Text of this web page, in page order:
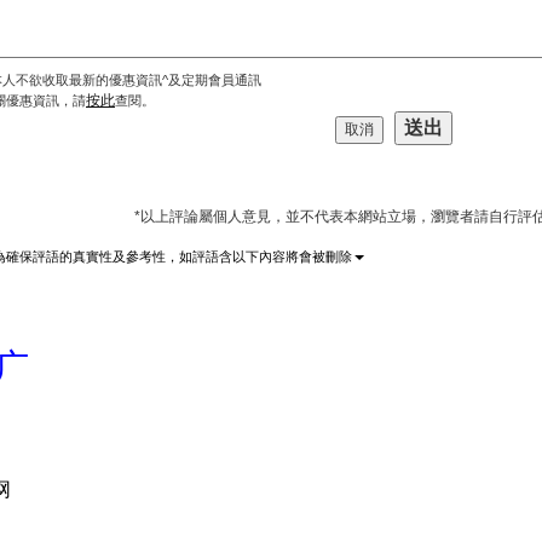
人不欲收取最新的優惠資訊^及定期會員通訊
優惠資訊，請按此查閱。
*以上評論屬個人意見，並不代表本網站立場，瀏覽者請自行評
確保評語的真實性及參考性，如評語含以下內容將會被刪除